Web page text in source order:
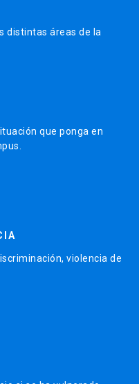
distintas áreas de la
que ponga en
violencia de